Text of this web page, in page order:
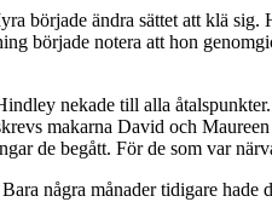
började ändra sättet att klä
började notera att hon
nekade till alla
makarna David och
de begått. För de som var
några månader tidigare